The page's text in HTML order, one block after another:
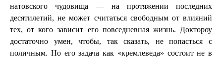
натовского чудовища — на протяжении последних
десятилетий, не может считаться свободным от влияний
тех, от кого зависит его повседневная жизнь. Доктороу
достаточно умен, чтобы, так сказать, не попасться с
поличным. Но его задача как «кремлеведа» состоит не в